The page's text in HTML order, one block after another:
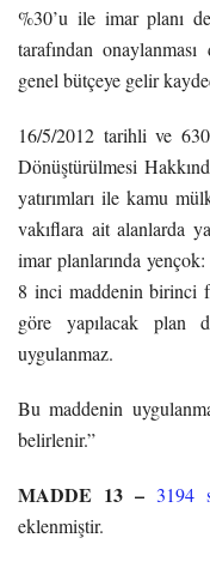
%30’u ile imar planı
tarafından
genel bütçeye gelir
16/5/2012 tarihli ve
Dönüştürülmesi
yatırımları ile kamu
vakıflara ait alanlarda
imar planlarında
8 inci maddenin birinci
göre yapılacak plan
uygulanmaz.
Bu maddenin
belirlenir.”
MADDE 13 – 3194
eklenmiştir.